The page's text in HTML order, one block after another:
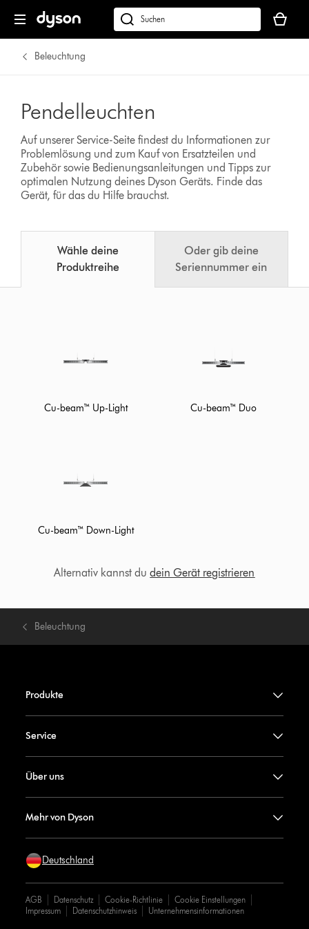
dyson.de
durchsuchen
ist
Beleuchtung
Pendelleuchten
Auf unserer Service-Seite findest du Informationen zur
Problemlösung und zum Kauf von Ersatzteilen und
Zubehör sowie Bedienungsanleitungen und Tipps zur
optimalen Nutzung deines Dyson Geräts. Finde das
Gerät, für das du Hilfe brauchst.
Wähle deine
Produktreihe
Oder gib deine
Seriennummer ein
Cu-beam™ Up-Light Cu-beam™ Duo
Cu-beam™ Down-Light
Alternativ kannst dudein Gerät registrieren
Beleuchtung
Produkte
Service
Über uns
Mehr von Dyson
Deutschland
AGB Datenschutz Cookie-Richtlinie
Cookie Einstellungen
Impressum
Datenschutzhinweis Unternehmensinformationen